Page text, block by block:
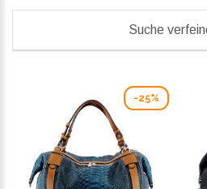
Suche
-25%